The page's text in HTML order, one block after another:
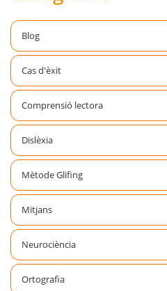
Blog
Cas d'èxit
Comprensió lectora
Dislèxia
Mètode Glifing
Mitjans
Neurociència
Ortografia